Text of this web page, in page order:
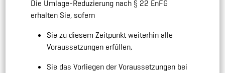
Die Umlage-Reduzierung nach § 22 EnFG
erhalten Sie, sofern
Sie zu diesem Zeitpunkt weiterhin alle
Voraussetzungen erfüllen,
Sie das Vorliegen der Voraussetzungen bei